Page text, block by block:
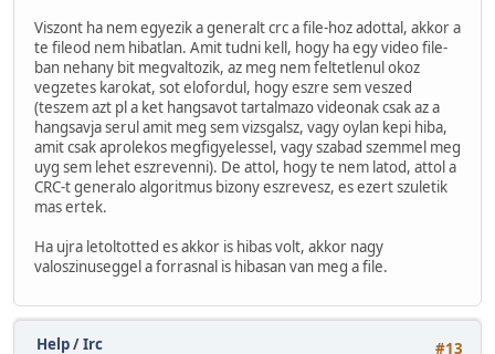
Viszont ha nem egyezik a generalt crc a file-hoz adottal, akkor a
te fileod nem hibatlan. Amit tudni kell, hogy ha egy video file-
ban nehany bit megvaltozik, az meg nem feltetlenul okoz
vegzetes karokat, sot elofordul, hogy eszre sem veszed
(teszem azt pl a ket hangsavot tartalmazo videonak csak az a
hangsavja serul amit meg sem vizsgalsz, vagy oylan kepi hiba,
amit csak aprolekos megfigyelessel, vagy szabad szemmel meg
uyg sem lehet eszrevenni). De attol, hogy te nem latod, attol a
CRC-t generalo algoritmus bizony eszrevesz, es ezert szuletik
mas ertek.
Ha ujra letoltotted es akkor is hibas volt, akkor nagy
valoszinuseggel a forrasnal is hibasan van meg a file.
#13
Help/Irc